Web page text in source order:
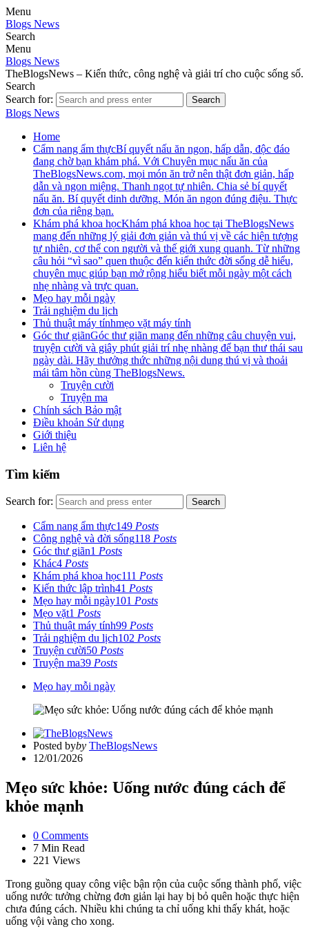
Menu
Blogs News
Search
Menu
Blogs News
TheBlogsNews – Kiến thức, công nghệ và giải trí cho cuộc sống số.
Search
Search for:
Search
Blogs News
Home
Cẩm nang ẩm thựcBí quyết nấu ăn ngon, hấp dẫn, độc đáo
đang chờ bạn khám phá. Với Chuyên mục nấu ăn của
TheBlogsNews.com, mọi món ăn trở nên thật đơn giản, hấp
dẫn và ngon miệng. Thanh ngọt tự nhiên. Chia sẻ bí quyết
nấu ăn. Bí quyết dinh dưỡng. Món ăn ngon đúng điệu. Thực
đơn của riêng bạn.
Khám phá khoa họcKhám phá khoa học tại TheBlogsNews
mang đến những lý giải đơn giản và thú vị về các hiện tượng
tự nhiên, cơ thể con người và thế giới xung quanh. Từ những
câu hỏi “vì sao” quen thuộc đến kiến thức đời sống dễ hiểu,
chuyên mục giúp bạn mở rộng hiểu biết mỗi ngày một cách
nhẹ nhàng và trực quan.
Mẹo hay mỗi ngày
Trải nghiệm du lịch
Thủ thuật máy tínhmẹo vặt máy tính
Góc thư giãnGóc thư giãn mang đến những câu chuyện vui,
truyện cười và giây phút giải trí nhẹ nhàng để bạn thư thái sau
ngày dài. Hãy thưởng thức những nội dung thú vị và thoải
mái tâm hồn cùng TheBlogsNews.
Truyện cười
Truyện ma
Chính sách Bảo mật
Điều khoản Sử dụng
Giới thiệu
Liên hệ
Tìm kiếm
Search for: Search
Cẩm nang ẩm thực149 Posts
Công nghệ và đời sống118 Posts
Góc thư giãn1 Posts
Khác4 Posts
Khám phá khoa học111 Posts
Kiến thức lập trình41 Posts
Mẹo hay mỗi ngày101 Posts
Mẹo vặt1 Posts
Thủ thuật máy tính99 Posts
Trải nghiệm du lịch102 Posts
Truyện cười50 Posts
Truyện ma39 Posts
Mẹo hay mỗi ngày
Posted byby TheBlogsNews
12/01/2026
Mẹo sức khỏe: Uống nước đúng cách để
khỏe mạnh
0 Comments
7 Min Read
221 Views
Trong guồng quay công việc bận rộn của cuộc sống thành phố, việc
uống nước tưởng chừng đơn giản lại hay bị bỏ quên hoặc thực hiện
chưa đúng cách. Nhiều khi chúng ta chỉ uống khi thấy khát, hoặc
uống vội vàng cho xong.